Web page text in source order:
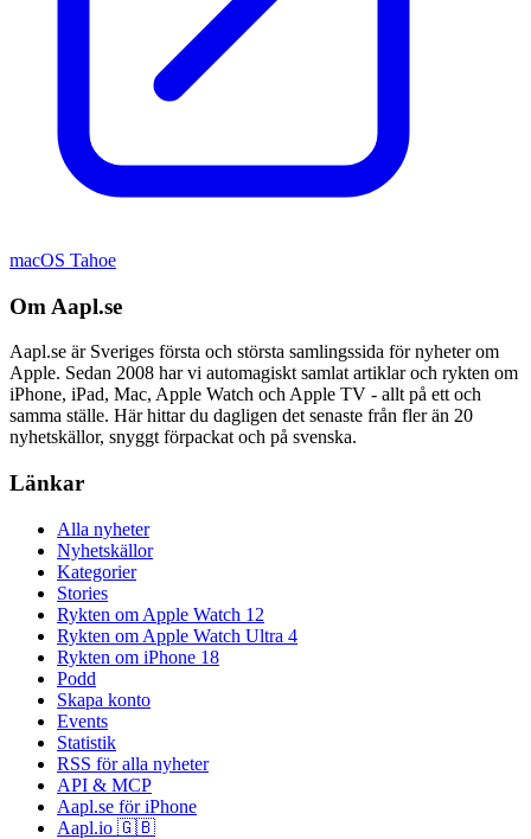
macOS Tahoe
Om Aapl.se
Aapl.se är Sveriges första och största samlingssida för nyheter om
Apple. Sedan 2008 har vi automagiskt samlat artiklar och rykten om
iPhone, iPad, Mac, Apple Watch och Apple TV - allt på ett och
samma ställe. Här hittar du dagligen det senaste från fler än 20
nyhetskällor, snyggt förpackat och på svenska.
Länkar
Alla nyheter
Nyhetskällor
Kategorier
Stories
Rykten om Apple Watch 12
Rykten om Apple Watch Ultra 4
Rykten om iPhone 18
Podd
Skapa konto
Events
Statistik
RSS för alla nyheter
API & MCP
Aapl.se för iPhone
Aapl.io 🇬🇧